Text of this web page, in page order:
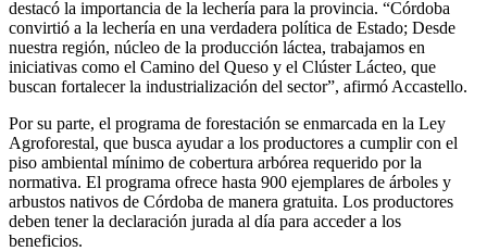
destacó la importancia de la lechería para la provincia. “Córdoba
convirtió a la lechería en una verdadera política de Estado; Desde
nuestra región, núcleo de la producción láctea, trabajamos en
iniciativas como el Camino del Queso y el Clúster Lácteo, que
buscan fortalecer la industrialización del sector”, afirmó Accastello.
Por su parte, el programa de forestación se enmarcada en la Ley
Agroforestal, que busca ayudar a los productores a cumplir con el
piso ambiental mínimo de cobertura arbórea requerido por la
normativa. El programa ofrece hasta 900 ejemplares de árboles y
arbustos nativos de Córdoba de manera gratuita. Los productores
deben tener la declaración jurada al día para acceder a los
beneficios.